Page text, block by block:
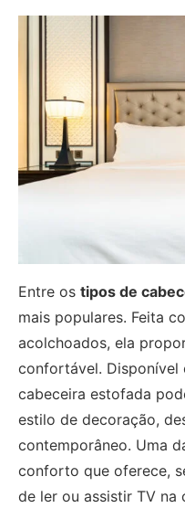
Entre os tipos de
mais populares. Feita
acolchoados, ela
confortável. Disponível
cabeceira estofada
estilo de decoração,
contemporâneo. Uma
conforto que oferece,
de ler ou assistir TV na